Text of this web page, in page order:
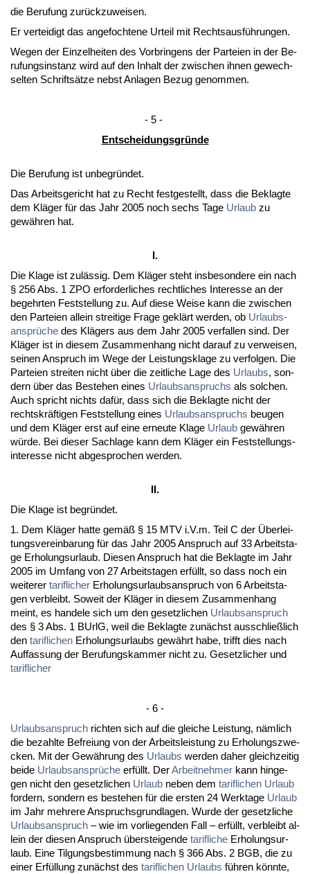
die Be­ru­fung zurück­zu­wei­sen.
Er ver­tei­digt das an­ge­foch­te­ne Ur­teil mit Rechts­ausführun­gen.
We­gen der Ein­zel­hei­ten des Vor­brin­gens der Par­tei­en in der Be­
ru­fungs­in­stanz wird auf den In­halt der zwi­schen ih­nen ge­wech­
sel­ten Schriftsätze nebst An­la­gen Be­zug ge­nom­men.
- 5 -
Ent­schei­dungs­gründe
Die Be­ru­fung ist un­be­gründet.
Das Ar­beits­ge­richt hat zu Recht fest­ge­stellt, dass die Be­klag­te
dem Kläger für das Jahr 2005 noch sechs Ta­ge Ur­laub zu
gewähren hat.
I.
Die Kla­ge ist zulässig. Dem Kläger steht ins­be­son­de­re ein nach
§ 256 Abs. 1 ZPO er­for­der­li­ches recht­li­ches In­ter­es­se an der
be­gehr­ten Fest­stel­lung zu. Auf die­se Wei­se kann die zwi­schen
den Par­tei­en al­lein strei­ti­ge Fra­ge geklärt wer­den, ob Ur­laubs­
ansprüche des Klägers aus dem Jahr 2005 ver­fal­len sind. Der
Kläger ist in die­sem Zu­sam­men­hang nicht dar­auf zu ver­wei­sen,
sei­nen An­spruch im We­ge der Leis­tungs­kla­ge zu ver­fol­gen. Die
Par­tei­en strei­ten nicht über die zeit­li­che La­ge des Ur­laubs, son­
dern über das Be­ste­hen ei­nes Ur­laubs­an­spruchs als sol­chen.
Auch spricht nichts dafür, dass sich die Be­klag­te nicht der
rechts­kräfti­gen Fest­stel­lung ei­nes Ur­laubs­an­spruchs beu­gen
und dem Kläger erst auf ei­ne er­neu­te Kla­ge Ur­laub gewähren
würde. Bei die­ser Sach­la­ge kann dem Kläger ein Fest­stel­lungs­
in­ter­es­se nicht ab­ge­spro­chen wer­den.
II.
Die Kla­ge ist be­gründet.
1. Dem Kläger hat­te gemäß § 15 MTV i.V.m. Teil C der Über­lei­
tungs­ver­ein­ba­rung für das Jahr 2005 An­spruch auf 33 Ar­beits­ta­
ge Er­ho­lungs­ur­laub. Die­sen An­spruch hat die Be­klag­te im Jahr
2005 im Um­fang von 27 Ar­beits­ta­gen erfüllt, so dass noch ein
wei­te­rer ta­rif­li­cher Er­ho­lungs­ur­laubs­an­spruch von 6 Ar­beits­ta­
gen ver­bleibt. So­weit der Kläger in die­sem Zu­sam­men­hang
meint, es han­de­le sich um den ge­setz­li­chen Ur­laubs­an­spruch
des § 3 Abs. 1 BUrlG, weil die Be­klag­te zunächst aus­sch­ließlich
den ta­rif­li­chen Er­ho­lungs­ur­laubs gewährt ha­be, trifft dies nach
Auf­fas­sung der Be­ru­fungs­kam­mer nicht zu. Ge­setz­li­cher und
ta­rif­li­cher
- 6 -
Ur­laubs­an­spruch rich­ten sich auf die glei­che Leis­tung, nämlich
die be­zahl­te Be­frei­ung von der Ar­beits­leis­tung zu Er­ho­lungs­zwe­
cken. Mit der Gewährung des Ur­laubs wer­den da­her gleich­zei­tig
bei­de Ur­laubs­ansprüche erfüllt. DerAr­beit­neh­mer kann hin­ge­
gen nicht den ge­setz­li­chen Ur­laub ne­ben dem ta­rif­li­chen Ur­laub
for­dern, son­dern es be­ste­hen für die ers­ten 24 Werk­ta­ge Ur­laub
im Jahr meh­re­re An­spruchs­grund­la­gen. Wur­de der ge­setz­li­che
Ur­laubs­an­spruch – wie im vor­lie­gen­den Fall – erfüllt, ver­bleibt al­
lein der die­sen An­spruch über­stei­gen­de ta­rif­li­che Er­ho­lungs­ur­
laub. Ei­ne Til­gungs­be­stim­mung nach § 366 Abs. 2 BGB, die zu
ei­ner Erfüllung zunächst des ta­rif­li­chen Ur­laubs führen könn­te,